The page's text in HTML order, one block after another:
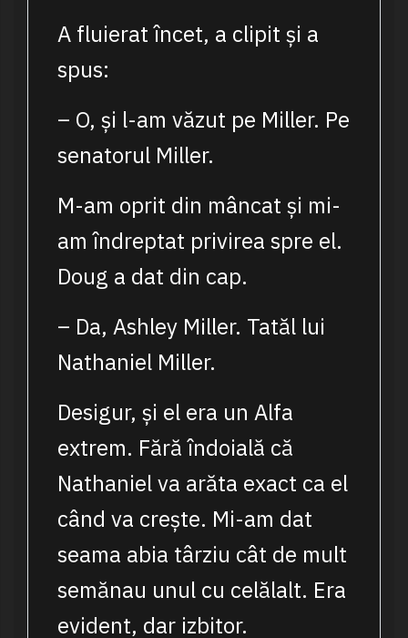
A fluierat încet, a clipit și a
spus:
– O, și l-am văzut pe Miller. Pe
senatorul Miller.
M-am oprit din mâncat și mi-
am îndreptat privirea spre el.
Doug a dat din cap.
– Da, Ashley Miller. Tatăl lui
Nathaniel Miller.
Desigur, și el era un Alfa
extrem. Fără îndoială că
Nathaniel va arăta exact ca el
când va crește. Mi-am dat
seama abia târziu cât de mult
semănau unul cu celălalt. Era
evident, dar izbitor.